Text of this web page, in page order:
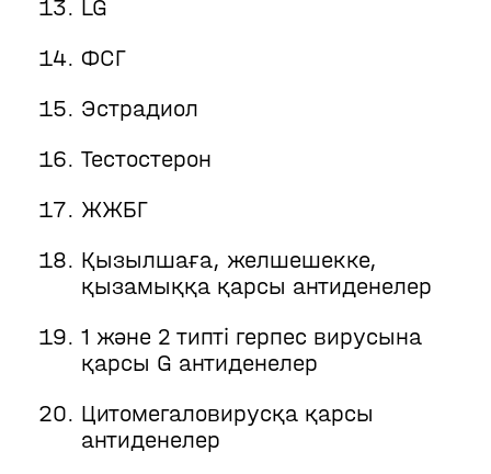
LG
ФСГ
Эстрадиол
Тестостерон
ЖЖБГ
Қызылшаға, желшешекке,
қызамыққа қарсы антиденелер
1 және 2 типті герпес вирусына
қарсы G антиденелер
Цитомегаловирусқа қарсы
антиденелер